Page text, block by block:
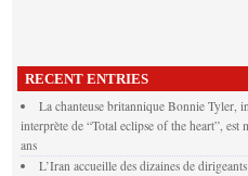
RECENT ENTRIES
La chanteuse britannique Bonnie Tyler,
interprète de “Total eclipse of the heart”, est
ans
L’Iran accueille des dizaines de